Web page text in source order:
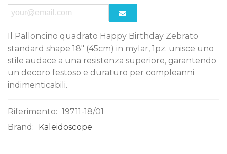
Il Palloncino quadrato Happy Birthday Zebrato
standard shape 18" (45cm) in mylar, 1pz. unisce uno
stile audace a una resistenza superiore, garantendo
un decoro festoso e duraturo per compleanni
indimenticabili.
Riferimento: 19711-18/01
Brand: Kaleidoscope